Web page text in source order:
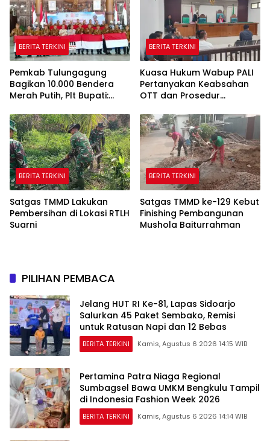
BERITA TERKINI
Pemkab Tulungagung
Bagikan 10.000 Bendera
Merah Putih, Plt Bupati:
di Setiap Rumah
BERITA TERKINI
Kuasa Hukum Wabup PALI
Pertanyakan Keabsahan
OTT dan Prosedur
Undang-Undang
BERITA TERKINI
Satgas TMMD Lakukan
Pembersihan di Lokasi RTLH
Suarni
BERITA TERKINI
Satgas TMMD ke-129 Kebut
Finishing Pembangunan
Mushola Baiturrahman
PILIHAN PEMBACA
Jelang HUT RI Ke-81, Lapas Sidoarjo
Salurkan 45 Paket Sembako, Remisi
untuk Ratusan Napi dan 12 Bebas
BERITA TERKINI Kamis, Agustus 6 2026 14:15 WIB
Pertamina Patra Niaga Regional
Sumbagsel Bawa UMKM Bengkulu Tampil
di Indonesia Fashion Week 2026
BERITA TERKINI Kamis, Agustus 6 2026 14:14 WIB